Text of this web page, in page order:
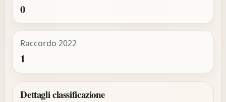
0
Raccordo 2022
1
Dettagli classificazione